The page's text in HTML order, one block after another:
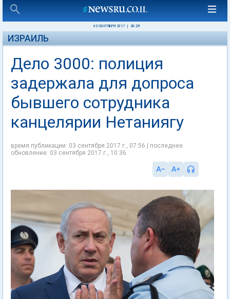
03 СЕНТЯБРЯ 2017 20:29
ИЗРАИЛЬ
Дело 3000: полиция
задержала для допроса
бывшего сотрудника
канцелярии Нетаниягу
время публикации: 03 сентября 2017 г., 07:56 | последнее
обновление: 03 сентября 2017 г., 10:36